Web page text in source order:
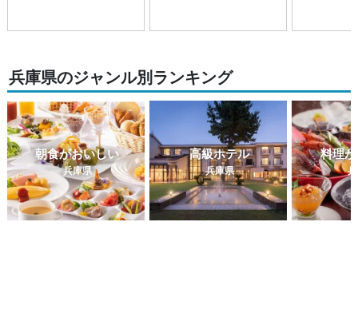
兵庫県のジャンル別ランキング
朝食がおいしい
兵庫県
高級ホテル
兵庫県
料理